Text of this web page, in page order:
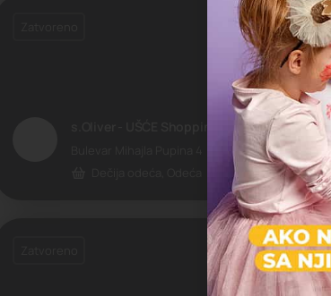
s.Oliver - UŠĆE Shopping Center